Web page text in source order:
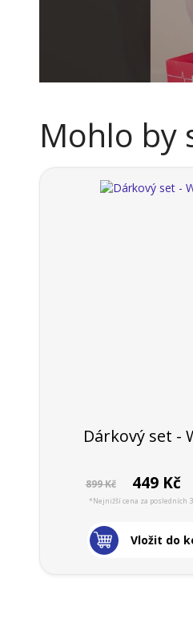
Mohlo by
Dárkový set -
899 Kč 449 Kč
*Nejnižší cena za posledních
Vložit do